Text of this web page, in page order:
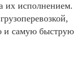
их исполнением.
и самую быструю